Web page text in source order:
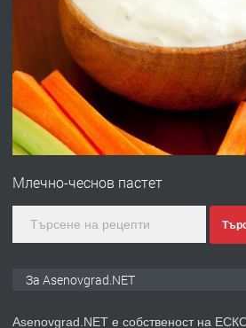
Дава под наем
ПРЕДЛАГА
Давам
Млечно-чеснов пастет
За Asenovgrad.NET
Asenovgrad.NET е собственост на